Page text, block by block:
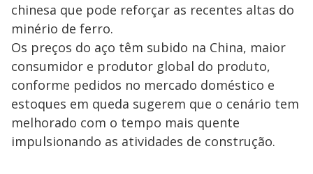
chinesa que pode reforçar as recentes altas do
minério de ferro.
Os preços do aço têm subido na China, maior
consumidor e produtor global do produto,
conforme pedidos no mercado doméstico e
estoques em queda sugerem que o cenário tem
melhorado com o tempo mais quente
impulsionando as atividades de construção.